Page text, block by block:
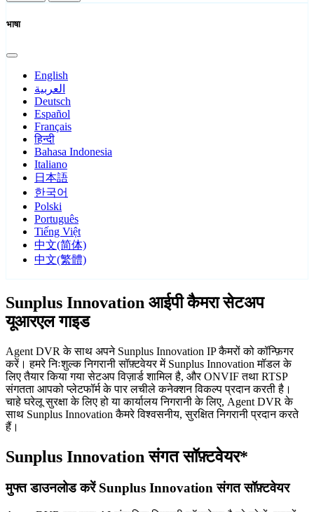
भाषा
English
العربية
Deutsch
Español
Français
हिन्दी
Bahasa Indonesia
Italiano
日本語
한국어
Polski
Português
Tiếng Việt
中文(简体)
中文(繁體)
Sunplus Innovation आईपी कैमरा सेटअप
यूआरएल गाइड
Agent DVR के साथ अपने Sunplus Innovation IP कैमरों को कॉन्फ़िगर
करें। हमरे निःशुल्क निगरानी सॉफ़्टवेयर में Sunplus Innovation मॉडल के
लिए तैयार किया गया सेटअप विज़ार्ड शामिल है, और ONVIF तथा RTSP
संगतता आपको प्लेटफॉर्म के पार लचीले कनेक्शन विकल्प प्रदान करती है।
चाहे घरेलू सुरक्षा के लिए हो या कार्यालय निगरानी के लिए, Agent DVR के
साथ Sunplus Innovation कैमरे विश्वसनीय, सुरक्षित निगरानी प्रदान करते
हैं।
Sunplus Innovation संगत सॉफ़्टवेयर*
मुफ्त डाउनलोड करें Sunplus Innovation संगत सॉफ़्टवेयर